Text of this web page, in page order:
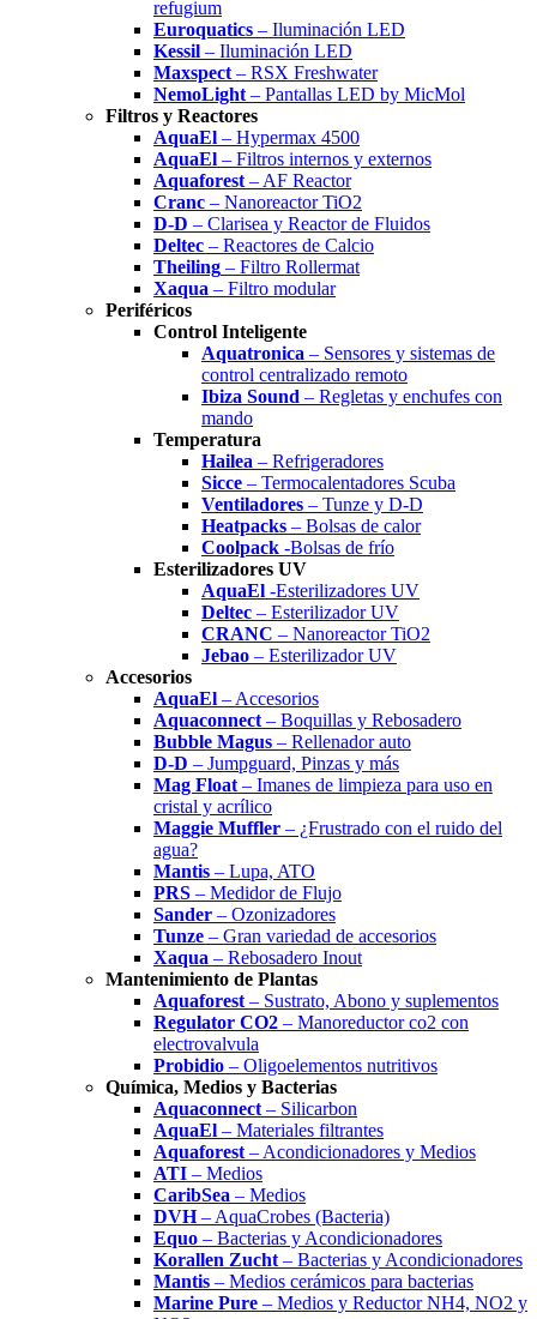
refugium
Euroquatics – Iluminación LED
Kessil – Iluminación LED
Maxspect – RSX Freshwater
NemoLight – Pantallas LED by MicMol
Filtros y Reactores
AquaEl – Hypermax 4500
AquaEl – Filtros internos y externos
Aquaforest – AF Reactor
Cranc – Nanoreactor TiO2
D-D – Clarisea y Reactor de Fluidos
Deltec – Reactores de Calcio
Theiling – Filtro Rollermat
Xaqua – Filtro modular
Periféricos
Control Inteligente
Aquatronica – Sensores y sistemas de
control centralizado remoto
Ibiza Sound – Regletas y enchufes con
mando
Temperatura
Hailea – Refrigeradores
Sicce – Termocalentadores Scuba
Ventiladores – Tunze y D-D
Heatpacks – Bolsas de calor
Coolpack -Bolsas de frío
Esterilizadores UV
AquaEl -Esterilizadores UV
Deltec – Esterilizador UV
CRANC – Nanoreactor TiO2
Jebao – Esterilizador UV
Accesorios
AquaEl – Accesorios
Aquaconnect – Boquillas y Rebosadero
Bubble Magus – Rellenador auto
D-D – Jumpguard, Pinzas y más
Mag Float – Imanes de limpieza para uso en
cristal y acrílico
Maggie Muffler – ¿Frustrado con el ruido del
agua?
Mantis – Lupa, ATO
PRS – Medidor de Flujo
Sander – Ozonizadores
Tunze – Gran variedad de accesorios
Xaqua – Rebosadero Inout
Mantenimiento de Plantas
Aquaforest – Sustrato, Abono y suplementos
Regulator CO2 – Manoreductor co2 con
electrovalvula
Probidio – Oligoelementos nutritivos
Química, Medios y Bacterias
Aquaconnect – Silicarbon
AquaEl – Materiales filtrantes
Aquaforest – Acondicionadores y Medios
ATI – Medios
CaribSea – Medios
DVH– AquaCrobes (Bacteria)
Equo – Bacterias y Acondicionadores
Korallen Zucht – Bacterias y Acondicionadores
Mantis – Medios cerámicos para bacterias
Marine Pure – Medios y Reductor NH4, NO2 y